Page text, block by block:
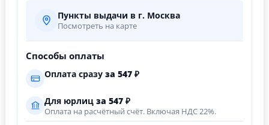
Пункты выдачи в г. Москва
Посмотреть на карте
Способы оплаты
Оплата сразу за 547 ₽
Для юрлиц за 547 ₽
Оплата на расчётный счёт. Включая НДС 22%.